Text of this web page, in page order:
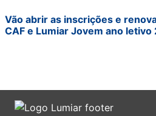
Vão abrir as inscrições e
CAF e Lumiar Jovem ano letivo